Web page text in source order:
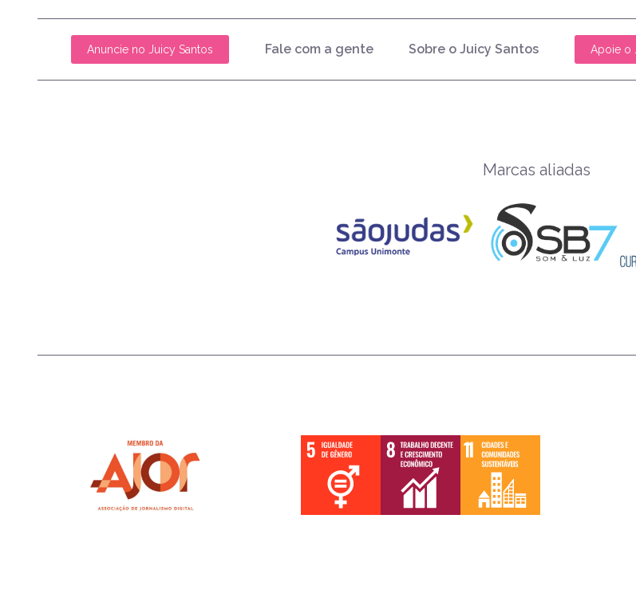
Anuncie no Juicy Santos Fale com a gente Sobre o Juicy Santos Apoie o
Marcas aliadas